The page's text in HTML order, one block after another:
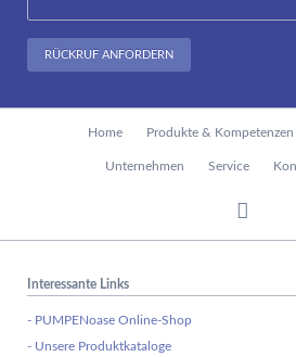
RÜCKRUF ANFORDERN
Home Produkte & Kompetenzen
Unternehmen Service
Interessante Links
- PUMPENoase Online-Shop
- Unsere Produktkataloge